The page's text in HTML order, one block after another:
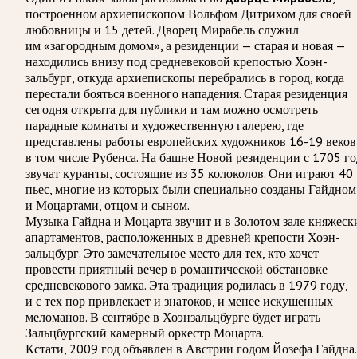
построенном архиепископом Вольфом Дитрихом для своей
любовницы и 15 детей. Дворец Мирабель служил
им «загородным домом», а резиденции — старая и новая —
находились внизу под средневековой крепостью Хоэн-
зальбург, откуда архиепископы перебрались в город, когда
перестали бояться военного нападения. Старая резиденция
сегодня открыта для публики и там можно осмотреть
парадные комнаты и художественную галерею, где
представлены работы европейских художников 16-19
в том числе Рубенса. На башне Новой резиденции с 1705
звучат куранты, состоящие из 35 колоколов. Они играют 40
пьес, многие из которых были специально созданы Гайдном
и Моцартами, отцом и сыном.
Музыка Гайдна и Моцарта звучит и в Золотом зале
апартаментов, расположенных в древней крепости Хоэн-
зальцбург. Это замечательное место для тех, кто хочет
провести приятный вечер в романтической обстановке
средневекового замка. Эта традиция родилась в 1979 году,
и с тех пор привлекает и знатоков, и менее искушенных
меломанов. В сентябре в Хоэнзальцбурге будет играть
Зальцбургский камерный оркестр Моцарта.
Кстати, 2009 год объявлен в Австрии годом Йозефа Гайдна.